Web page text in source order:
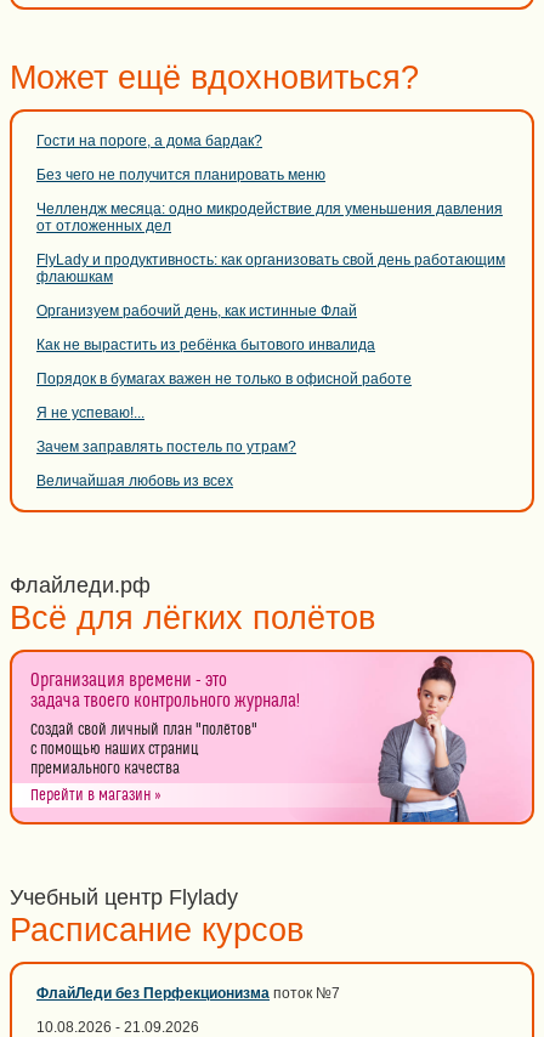
Может ещё вдохновиться?
Гости на пороге, а дома бардак?
Без чего не получится планировать меню
Челлендж месяца: одно микродействие для уменьшения давления
от отложенных дел
FlyLady и продуктивность: как организовать свой день работающим
флаюшкам
Организуем рабочий день, как истинные Флай
Как не вырастить из ребёнка бытового инвалида
Порядок в бумагах важен не только в офисной работе
Я не успеваю!...
Зачем заправлять постель по утрам?
Величайшая любовь из всех
Флайледи.рф
Всё для лёгких полётов
Организация времени - это
задача твоего контрольного журнала!
Создай свой личный план "полётов"
с помощью наших страниц
премиального качества
Перейти в магазин »
Учебный центр Flylady
Расписание курсов
ФлайЛеди без Перфекционизма поток №7
10.08.2026 - 21.09.2026